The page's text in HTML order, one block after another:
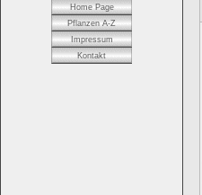
Home Page
Pflanzen A-Z
Impressum
Kontakt